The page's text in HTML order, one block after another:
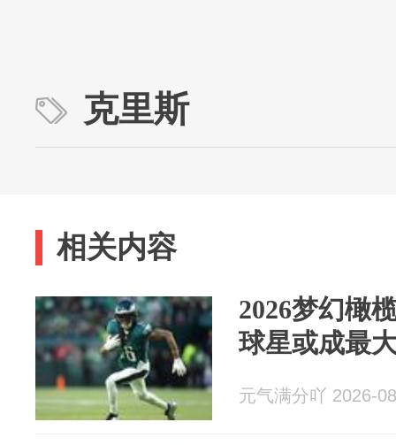
克里斯
相关内容
2026梦幻橄
球星或成最
元气满分吖 2026-